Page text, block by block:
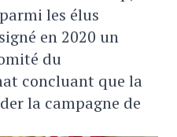
les élus
en 2020 un
du
concluant que la
la campagne de